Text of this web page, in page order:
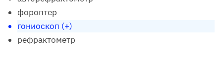
фороптер
гониоскоп (+)
рефрактометр